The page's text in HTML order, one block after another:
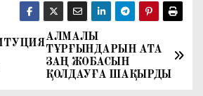
АЛМАЛЫ
ТҰРҒЫНДАРЫН АТА
ЗАҢ ЖОБАСЫН
ҚОЛДАУҒА ШАҚЫРДЫ